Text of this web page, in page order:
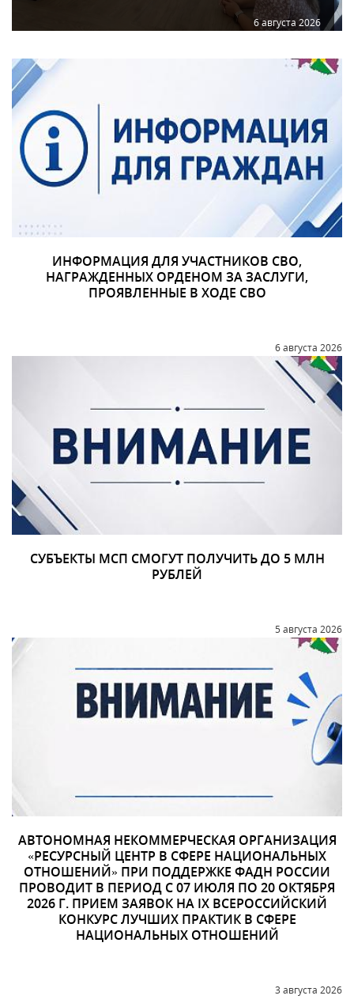
6 августа 2026
ИНФОРМАЦИЯ ДЛЯ УЧАСТНИКОВ СВО,
НАГРАЖДЕННЫХ ОРДЕНОМ ЗА ЗАСЛУГИ,
ПРОЯВЛЕННЫЕ В ХОДЕ СВО
6 августа 2026
СУБЪЕКТЫ МСП СМОГУТ ПОЛУЧИТЬ ДО 5 МЛН
РУБЛЕЙ
5 августа 2026
АВТОНОМНАЯ НЕКОММЕРЧЕСКАЯ ОРГАНИЗАЦИЯ
«РЕСУРСНЫЙ ЦЕНТР В СФЕРЕ НАЦИОНАЛЬНЫХ
ОТНОШЕНИЙ» ПРИ ПОДДЕРЖКЕ ФАДН РОССИИ
ПРОВОДИТ В ПЕРИОД С 07 ИЮЛЯ ПО 20 ОКТЯБРЯ
2026 Г. ПРИЕМ ЗАЯВОК НА IX ВСЕРОССИЙСКИЙ
КОНКУРС ЛУЧШИХ ПРАКТИК В СФЕРЕ
НАЦИОНАЛЬНЫХ ОТНОШЕНИЙ
3 августа 2026